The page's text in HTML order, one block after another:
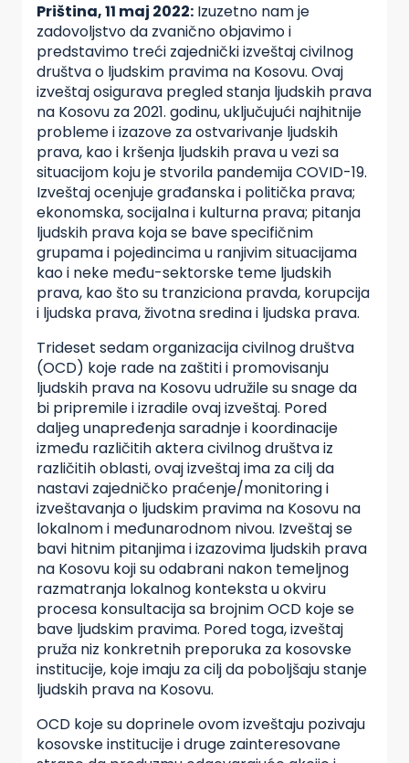
Priština, 11 maj 2022: Izuzetno nam je
zadovoljstvo da zvanično objavimo i
predstavimo treći zajednički izveštaj civilnog
društva o ljudskim pravima na Kosovu. Ovaj
izveštaj osigurava pregled stanja ljudskih prava
na Kosovu za 2021. godinu, uključujući najhitnije
probleme i izazove za ostvarivanje ljudskih
prava, kao i kršenja ljudskih prava u vezi sa
situacijom koju je stvorila pandemija COVID-19.
Izveštaj ocenjuje građanska i politička prava;
ekonomska, socijalna i kulturna prava; pitanja
ljudskih prava koja se bave specifičnim
grupama i pojedincima u ranjivim situacijama
kao i neke među-sektorske teme ljudskih
prava, kao što su tranziciona pravda, korupcija
i ljudska prava, životna sredina i ljudska prava.
Trideset sedam organizacija civilnog društva
(OCD) koje rade na zaštiti i promovisanju
ljudskih prava na Kosovu udružile su snage da
bi pripremile i izradile ovaj izveštaj. Pored
daljeg unapređenja saradnje i koordinacije
između različitih aktera civilnog društva iz
različitih oblasti, ovaj izveštaj ima za cilj da
nastavi zajedničko praćenje/monitoring i
izveštavanja o ljudskim pravima na Kosovu na
lokalnom i međunarodnom nivou. Izveštaj se
bavi hitnim pitanjima i izazovima ljudskih prava
na Kosovu koji su odabrani nakon temeljnog
razmatranja lokalnog konteksta u okviru
procesa konsultacija sa brojnim OCD koje se
bave ljudskim pravima. Pored toga, izveštaj
pruža niz konkretnih preporuka za kosovske
institucije, koje imaju za cilj da poboljšaju stanje
ljudskih prava na Kosovu.
OCD koje su doprinele ovom izveštaju pozivaju
kosovske institucije i druge zainteresovane